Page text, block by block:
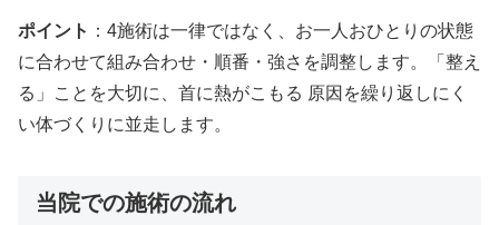
ポイント ：4施術は一律ではなく、お一人おひとりの状態
に合わせて組み合わせ・順番・強さを調整します。「整え
る」ことを大切に、首に熱がこもる 原因を繰り返しにく
い体づくりに並走します。
当院での施術の流れ